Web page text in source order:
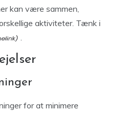
kan være sammen,
aktiviteter. Tænk i
for at minimere